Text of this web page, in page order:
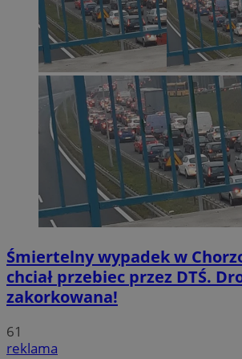
Śmiertelny wypadek w
chciał przebiec przez DTŚ.
zakorkowana!
61
reklama